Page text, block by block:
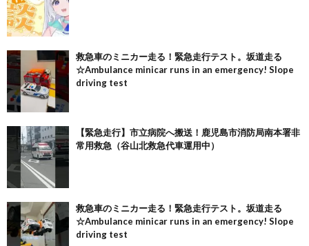
救急車のミニカー走る！緊急走行テスト。坂道走る
☆Ambulance minicar runs in an emergency! Slope
driving test
【緊急走行】市立病院へ搬送！鹿児島市消防局南本署非
常用救急（谷山北救急代車運用中）
救急車のミニカー走る！緊急走行テスト。坂道走る
☆Ambulance minicar runs in an emergency! Slope
driving test